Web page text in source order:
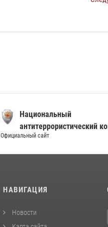
Национальный
антитеррористический
Официальный сайт
НАВИГАЦИЯ
Новости